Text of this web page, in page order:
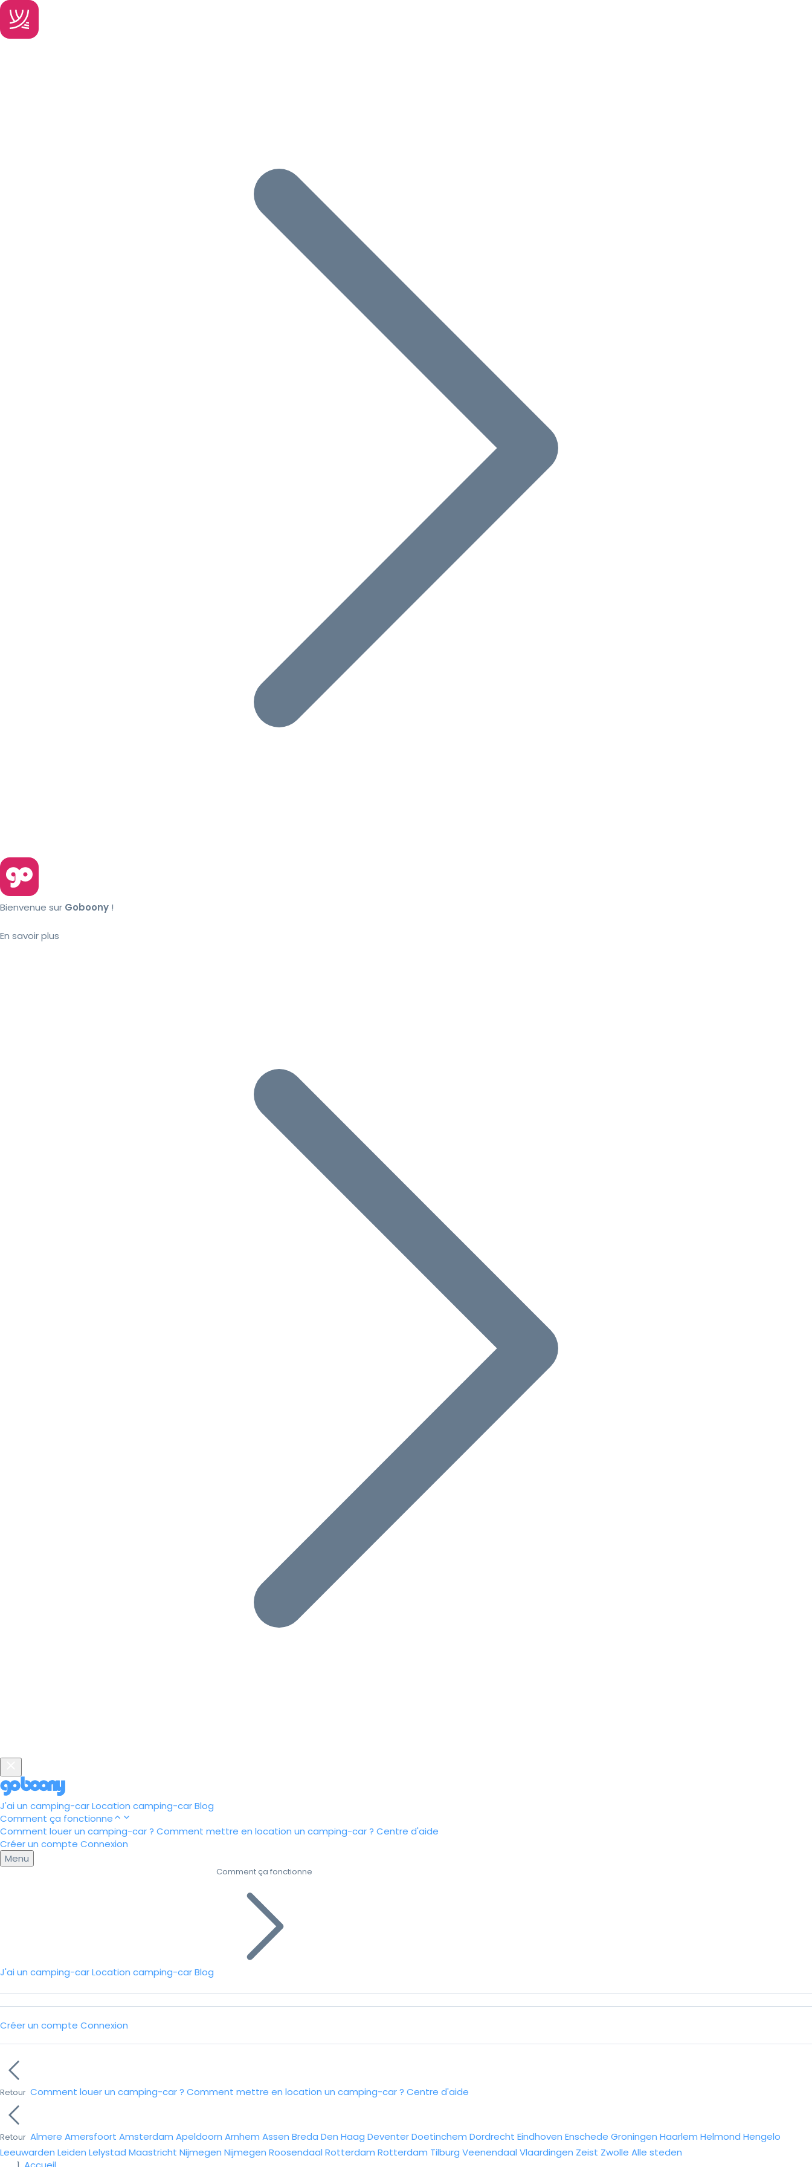
Bienvenue sur Goboony !
En savoir plus
J'ai un camping-carLocation camping-carBlog
Comment ça fonctionne
Comment louer un camping-car ? Comment mettre en location un camping-car ? Centre d'aide
Créer un compte Connexion
Menu
J'ai un camping-carLocation camping-carBlog
Comment ça fonctionne
Créer un compte Connexion
Retour Comment louer un camping-car ? Comment mettre en location un camping-car ? Centre d'aide
Retour Almere Amersfoort Amsterdam Apeldoorn Arnhem Assen Breda Den Haag DeventerDoetinchem Dordrecht Eindhoven Enschede Groningen Haarlem Helmond Hengelo
Leeuwarden Leiden Lelystad Maastricht Nijmegen Nijmegen Roosendaal Rotterdam Rotterdam Tilburg Veenendaal Vlaardingen Zeist Zwolle Alle steden